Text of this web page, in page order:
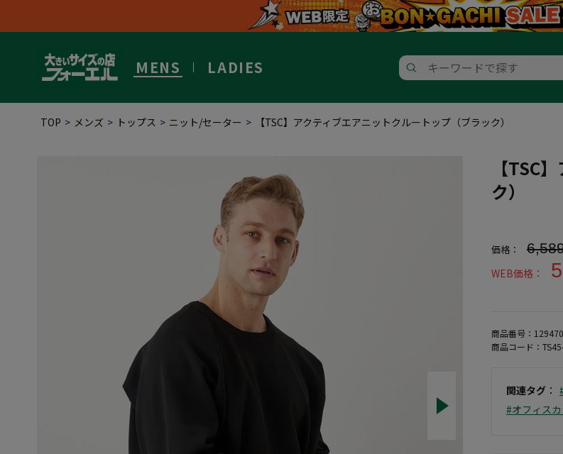
MENS LADIES
TOP メンズ トップス ニット/セーター 【TSC】アクティブエアニットクルートップ（ブラック）
【TSC
ク）
価格：
WEB価格：
商品番号：
商品コード：
関連タグ ：
#オフィス